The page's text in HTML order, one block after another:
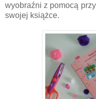
wyobraźni z pomocą
swojej książce.